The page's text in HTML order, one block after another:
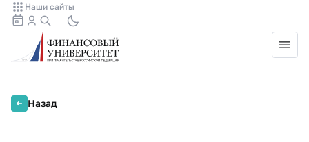
Наши сайты
Назад